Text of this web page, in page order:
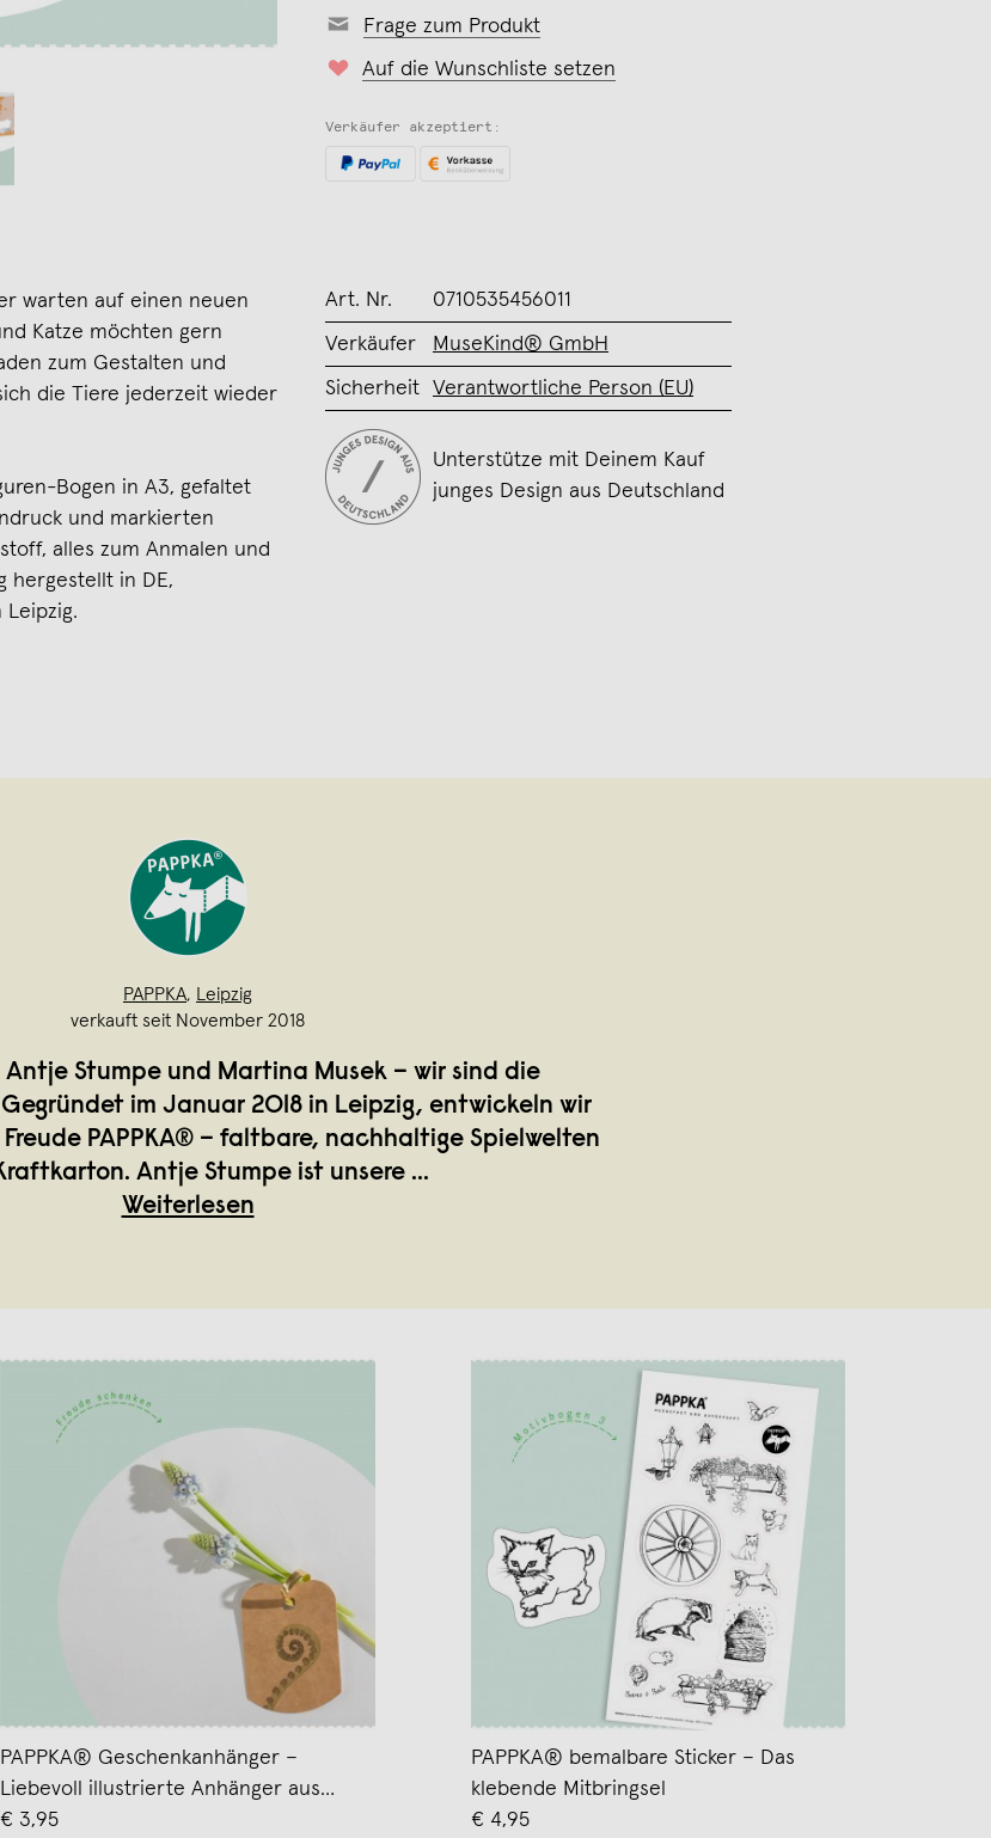
Frage zum Produkt
Auf die Wunschliste setzen
Verkäufer akzeptiert:
warten auf einen neuen
Katze möchten gern
zum Gestalten und
die Tiere jederzeit wieder
Bogen in A3, gefaltet
und markierten
alles zum Anmalen und
hergestellt in DE,
Art. Nr. 0710535456011
Verkäufer MuseKind® GmbH
Sicherheit Verantwortliche Person (EU)
Unterstütze mit Deinem Kauf
junges Design aus Deutschland
PAPPKA,
Leipzig
verkauft seit November 2018
Antje Stumpe und Martina Musek – wir sind die
Gegründet im Januar 2018 in Leipzig, entwickeln wir
Freude PAPPKA® – faltbare, nachhaltige Spielwelten
Kraftkarton. Antje Stumpe ist unsere ...
Weiterlesen
PAPPKA® Geschenkanhänger –
Liebevoll illustrierte Anhänger aus
Karton mit pflanzlichen Motiven
€ 3,95
PAPPKA® bemalbare Sticker – Das
klebende Mitbringsel
€ 4,95